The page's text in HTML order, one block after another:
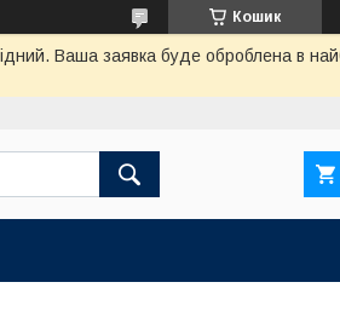
Кошик
Ваша заявка буде оброблена в